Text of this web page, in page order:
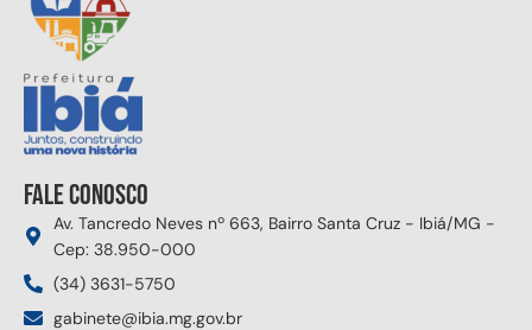
Fale conosco
Av. Tancredo Neves nº 663, Bairro Santa Cruz - Ibiá/MG -
Cep: 38.950-000
(34) 3631-5750
gabinete@ibia.mg.gov.br